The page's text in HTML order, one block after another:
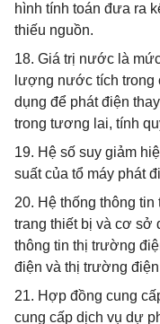
hình tính toán đưa ra
thiếu nguồn.
18. Giá trị nước là
lượng nước tích
dụng để phát điện
trong tương lai, tính
19. Hệ số suy giảm
suất của tổ máy phát
20. Hệ thống thông
trang thiết bị và cơ sở
thông tin thị trường
điện và thị trường
21. Hợp đồng cung
cung cấp dịch vụ dự